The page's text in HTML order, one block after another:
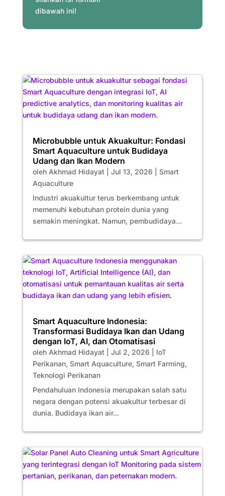
dibawah ini!
Microbubble untuk Akuakultur: Fondasi
Smart Aquaculture untuk Budidaya
Udang dan Ikan Modern
oleh Akhmad Hidayat| Jul 13, 2026
Smart
Aquaculture
Industri akuakultur terus berkembang untuk
memenuhi kebutuhan protein dunia yang
semakin meningkat. Namun, pembudidaya...
Smart Aquaculture Indonesia:
Transformasi Budidaya Ikan dan Udang
dengan IoT, AI, dan Otomatisasi
oleh Akhmad Hidayat| Jul 2, 2026
IoT
Perikanan, Smart Aquaculture, Smart Farming,
Teknologi Perikanan
Pendahuluan Indonesia merupakan salah satu
negara dengan potensi akuakultur terbesar di
dunia. Budidaya ikan air...